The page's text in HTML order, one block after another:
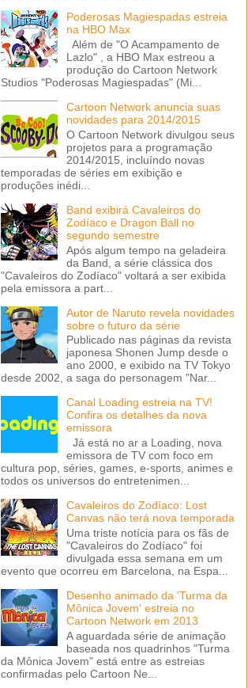
Poderosas Magiespadas estreia
na HBO Max
Além de "O Acampamento de
Lazlo" , a HBO Max estreou a
produção do Cartoon Network
Studios "Poderosas Magiespadas" (Mi...
Cartoon Network anuncia suas
novidades para 2014/2015
O Cartoon Network divulgou seus
projetos para a programação
2014/2015, incluíndo novas
temporadas de séries em exibição e
produções inédi...
Band exibirá Cavaleiros do
Zodíaco e Dragon Ball no
segundo semestre
Após algum tempo na geladeira
da Band, a série clássica dos
"Cavaleiros do Zodíaco" voltará a ser exibida
pela emissora a part...
Autor de Naruto revela novidades
sobre o futuro da série
Publicado nas páginas da revista
japonesa Shonen Jump desde o
ano 2000, e exibido na TV Tokyo
desde 2002, a saga do personagem "Nar...
Canal Loading estreia na TV!
Confira os detalhes da nova
emissora
Já está no ar a Loading, nova
emissora de TV com foco em
cultura pop, séries, games, e-sports, animes e
todos os universos do entretenimen...
Cavaleiros do Zodíaco: Lost
Canvas não terá nova temporada
Uma triste notícia para os fãs de
"Cavaleiros do Zodíaco" foi
divulgada essa semana em um
evento que ocorreu em Barcelona, na Espa...
Desenho animado da 'Turma da
Mônica Jovem' estreia no
Cartoon Network em 2013
A aguardada série de animação
baseada nos quadrinhos "Turma
da Mônica Jovem" está entre as estreias
confirmadas pelo Cartoon Ne...